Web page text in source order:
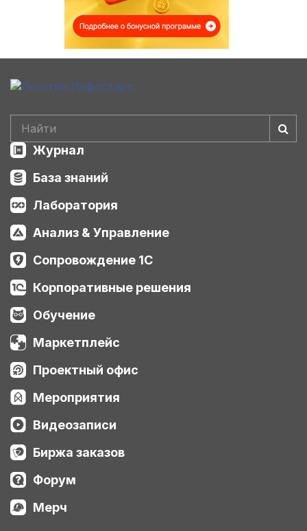
Журнал
База знаний
Лаборатория
Анализ & Управление
Сопровождение 1С
Корпоративные решения
Обучение
Маркетплейс
Проектный офис
Мероприятия
Видеозаписи
Биржа заказов
Форум
Мерч